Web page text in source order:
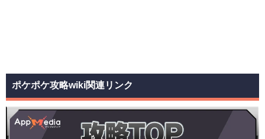
ポケポケ攻略wiki関連リンク